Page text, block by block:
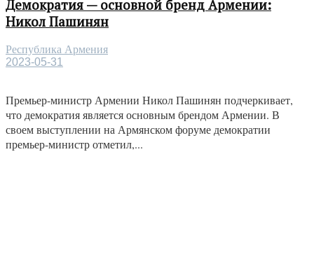
Демократия — основной бренд Армении:
Никол Пашинян
Республика Армения
2023-05-31
Премьер-министр Армении Никол Пашинян подчеркивает,
что демократия является основным брендом Армении. В
своем выступлении на Армянском форуме демократии
премьер-министр отметил,...